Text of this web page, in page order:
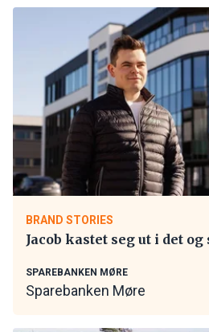
BRAND STORIES
Jacob kastet seg ut i det
SPAREBANKEN MØRE
Sparebanken Møre